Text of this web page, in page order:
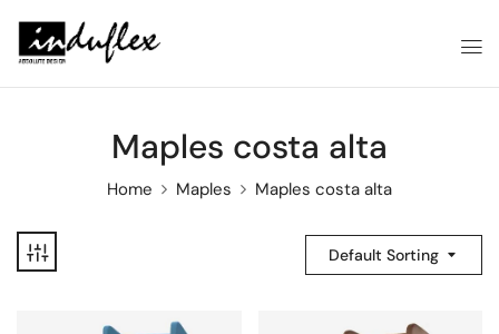
Maples costa alta
Home Maples Maples costa alta
Default Sorting